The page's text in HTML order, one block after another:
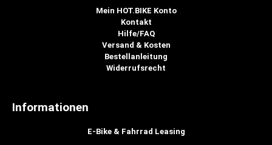
Mein HOT.BIKE Konto
Kontakt
Hilfe/FAQ
Versand & Kosten
Bestellanleitung
Widerrufsrecht
Informationen
E-Bike & Fahrrad Leasing